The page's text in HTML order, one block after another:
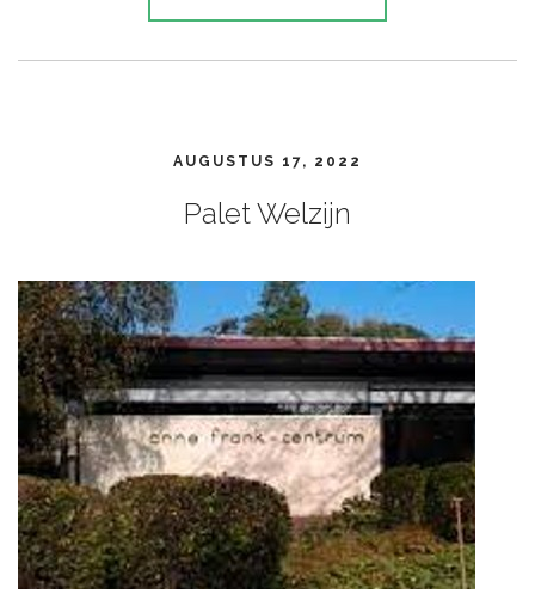
AUGUSTUS 17, 2022
Palet Welzijn